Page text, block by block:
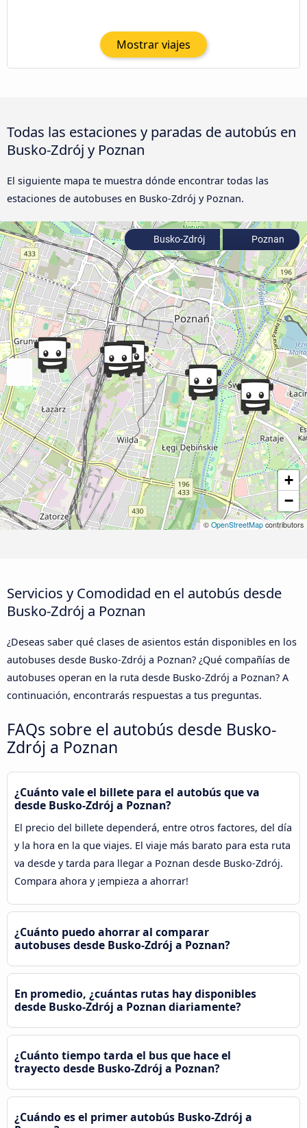
Mostrar viajes
Todas las estaciones y paradas de autobús en
Busko-Zdrój y Poznan
El siguiente mapa te muestra dónde encontrar todas las
estaciones de autobuses en Busko-Zdrój y Poznan.
+
−
© OpenStreetMapcontributors
Busko-Zdrój Poznan
Servicios y Comodidad en el autobús desde
Busko-Zdrój a Poznan
¿Deseas saber qué clases de asientos están disponibles en los
autobuses desde Busko-Zdrój a Poznan? ¿Qué compañías de
autobuses operan en la ruta desde Busko-Zdrój a Poznan? A
continuación, encontrarás respuestas a tus preguntas.
FAQs sobre el autobús desde Busko-
Zdrój a Poznan
¿Cuánto vale el billete para el autobús que va
desde Busko-Zdrój a Poznan?
El precio del billete dependerá, entre otros factores, del día
y la hora en la que viajes. El viaje más barato para esta ruta
va desde y tarda para llegar a Poznan desde Busko-Zdrój.
Compara ahora y ¡empieza a ahorrar!
¿Cuánto puedo ahorrar al comparar
autobuses desde Busko-Zdrój a Poznan?
En promedio, ¿cuántas rutas hay disponibles
desde Busko-Zdrój a Poznan diariamente?
¿Cuánto tiempo tarda el bus que hace el
trayecto desde Busko-Zdrój a Poznan?
¿Cuándo es el primer autobús Busko-Zdrój a